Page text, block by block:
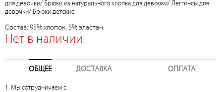
для девочки/ Брюки из натурального хлопка для девочки/ Леггинсы для
девочки/ Брюки детские
Состав: 95% хлопок, 5% эластан
Нет в наличии
ОБЩЕЕ ДОСТАВКА ОПЛАТА
1. Мы сотрудничаем с: